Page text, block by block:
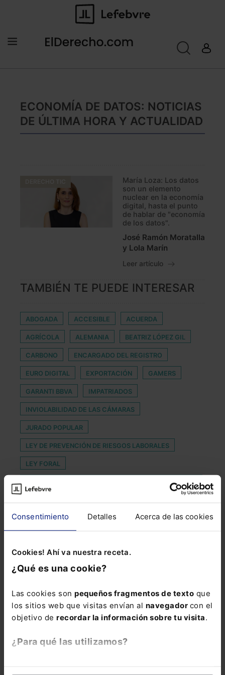
Consentimiento Detalles Acerca de las cookies
Cookies! Ahí va nuestra receta.
¿Qué es una cookie?
Las cookies son pequeños fragmentos de texto que
los sitios web que visitas envían al navegador con el
objetivo de recordar la información sobre tu visita.
¿Para qué las utilizamos?
ECONOMÍA DE DATOS: NOTICIAS
DE ÚLTIMA HORA Y ACTUALIDAD
María Loza: Los datos
son un elemento
nuclear en la economía
digital, hasta el punto
de hablar de "economía
de los datos".
José Ramón Moratalla
y Lola Marín
Leer artículo
TAMBIÉN TE PUEDE INTERESAR
ABOGADA ACCESIBLE ACUERDA
AGRÍCOLA ALEMANIA BEATRIZ LÓPEZ GIL
CARBONO ENCARGADO DEL REGISTRO
EURO DIGITAL EXPORTACIÓN GAMERS
GARANTI BBVA IMPATRIADOS
INVIOLABILIDAD DE LAS CÁMARAS
JURADO POPULAR
LEY DE PREVENCIÓN DE RIESGOS LABORALES
LEY FORAL
LEY ORGÁNICA DEL RÉGIMEN ELECTORAL GENERAL
(LOREG)
MEDIAMBIENTAL PODER JUDICIAL
PROPIEDAD INDUSTRIAL E INTELECTUAL
REGISTRO LABORAL
REORGANIZACIÓN EMPRESARIAL
UNIDAD USO TURÍSTICO
VUELO INTERNACIONAL
WOMEN IN A LEGAL WORLD